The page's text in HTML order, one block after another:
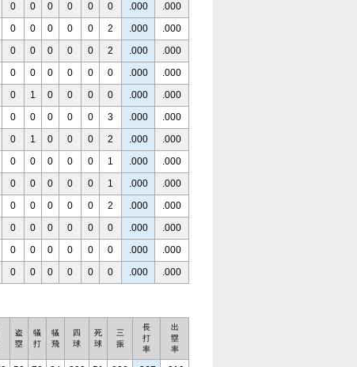
0 0 0 0 0 0 .000
.000
0 0 0 0 0 2 .000
.000
0 0 0 0 0 2 .000
.000
0 0 0 0 0 0 .000
.000
0 1 0 0 0 0 .000
.000
0 0 0 0 0 3 .000
.000
0 1 0 0 0 2 .000
.000
0 0 0 0 0 1 .000
.000
0 0 0 0 0 1 .000
.000
0 0 0 0 0 2 .000
.000
0 0 0 0 0 0 .000
.000
0 0 0 0 0 0 .000
.000
0 0 0 0 0 0 .000 .000
盗
塁
犠
打
犠
飛
四
球
死
球
三
振
長
打
率
出
塁
率